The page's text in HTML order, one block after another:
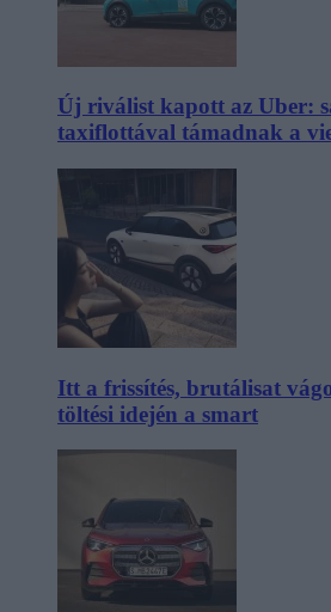
Új riválist kapott az Uber:
taxiflottával támadnak a
Itt a frissítés, brutálisat
töltési idején a smart